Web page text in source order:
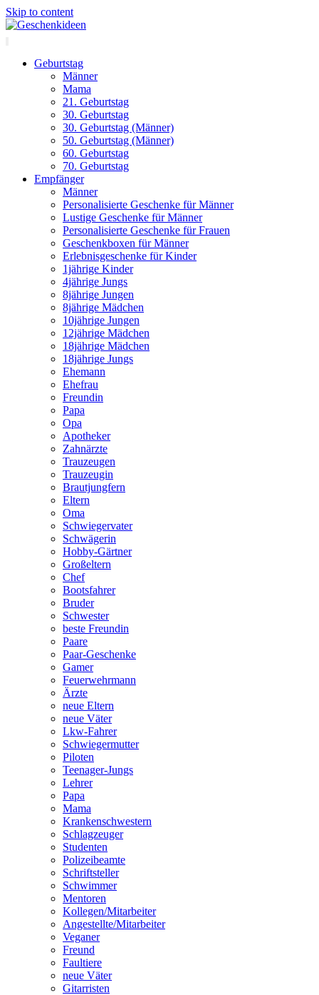
Skip to content
Geburtstag
Männer
Mama
21. Geburtstag
30. Geburtstag
30. Geburtstag (Männer)
50. Geburtstag (Männer)
60. Geburtstag
70. Geburtstag
Empfänger
Männer
Personalisierte Geschenke für Männer
Lustige Geschenke für Männer
Personalisierte Geschenke für Frauen
Geschenkboxen für Männer
Erlebnisgeschenke für Kinder
1jährige Kinder
4jährige Jungs
8jährige Jungen
8jährige Mädchen
10jährige Jungen
12jährige Mädchen
18jährige Mädchen
18jährige Jungs
Ehemann
Ehefrau
Freundin
Papa
Opa
Apotheker
Zahnärzte
Trauzeugen
Trauzeugin
Brautjungfern
Eltern
Oma
Schwiegervater
Schwägerin
Hobby-Gärtner
Großeltern
Chef
Bootsfahrer
Bruder
Schwester
beste Freundin
Paare
Paar-Geschenke
Gamer
Feuerwehrmann
Ärzte
neue Eltern
neue Väter
Lkw-Fahrer
Schwiegermutter
Piloten
Teenager-Jungs
Lehrer
Papa
Mama
Krankenschwestern
Schlagzeuger
Studenten
Polizeibeamte
Schriftsteller
Schwimmer
Mentoren
Kollegen/Mitarbeiter
Angestellte/Mitarbeiter
Veganer
Freund
Faultiere
neue Väter
Gitarristen